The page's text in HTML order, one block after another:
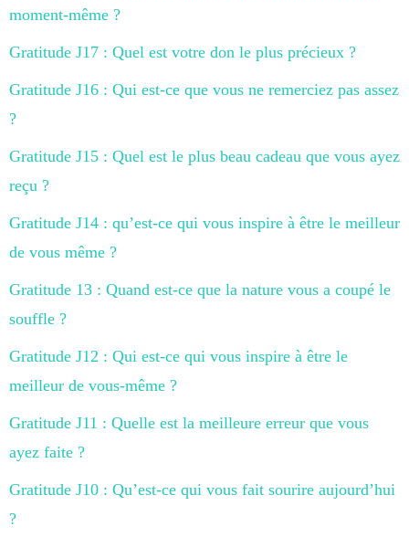
moment-même ?
Gratitude J17 : Quel est votre don le plus précieux ?
Gratitude J16 : Qui est-ce que vous ne remerciez pas assez
?
Gratitude J15 : Quel est le plus beau cadeau que vous ayez
reçu ?
Gratitude J14 : qu’est-ce qui vous inspire à être le meilleur
de vous même ?
Gratitude 13 : Quand est-ce que la nature vous a coupé le
souffle ?
Gratitude J12 : Qui est-ce qui vous inspire à être le
meilleur de vous-même ?
Gratitude J11 : Quelle est la meilleure erreur que vous
ayez faite ?
Gratitude J10 : Qu’est-ce qui vous fait sourire aujourd’hui
?